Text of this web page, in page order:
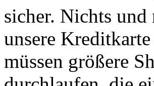
sicher. Nichts
unsere
müssen größere